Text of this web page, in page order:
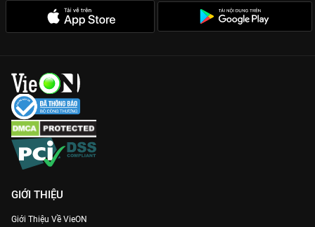
GIỚI THIỆU
Giới Thiệu Về VieON